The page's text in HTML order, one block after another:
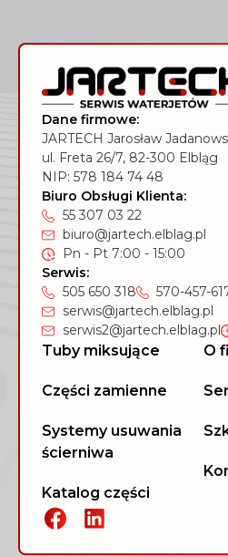
Dane firmowe:
JARTECH Jarosław
ul. Freta 26/7, 82-300 Elbląg
NIP: 578 184 74 48
Biuro Obsługi Klienta:
55 307 03 22
biuro@jartech.elblag.pl
Pn - Pt 7:00 - 15:00
Serwis:
505 650 318
570-457-
serwis@jartech.elblag.pl
serwis2@jartech.elblag.pl
Tuby miksujące
Części zamienne
Systemy usuwania
ścierniwa
Katalog części
O